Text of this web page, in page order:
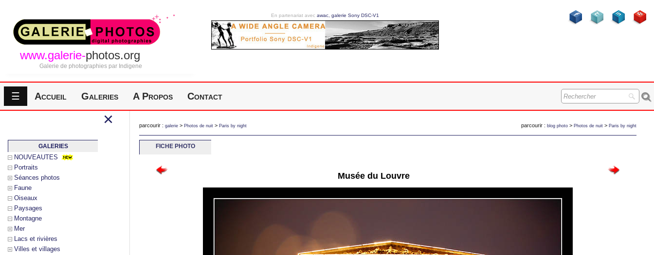
www.galerie-photos.org
Galerie de photographies par Indigene
En partenariat avec awac, galerie Sony DSC-V1
☰ Accueil Galeries A Propos Contact
×
GALERIES
NOUVEAUTES
Portraits
Séances photos
Faune
Oiseaux
Paysages
Montagne
Mer
Lacs et rivières
Villes et villages
parcourir : galerie > Photos de nuit > Paris by night parcourir : blog photo > Photos de nuit > Paris by night
FICHE PHOTO
Musée du Louvre